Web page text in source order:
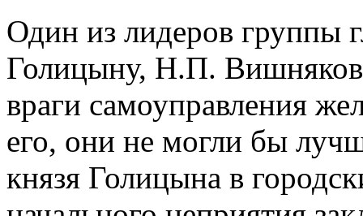
Один из лидеров группы
Голицыну, Н.П.
враги самоуправления
его, они не могли бы
князя Голицына в